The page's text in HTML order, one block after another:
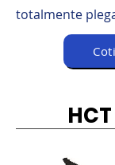
totalmente
HCT